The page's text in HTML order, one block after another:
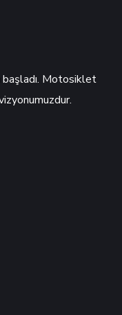
Motosiklet